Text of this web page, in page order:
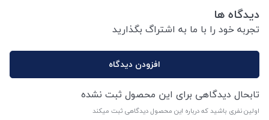
دیدگاه ها
تجربه خود را با ما به اشتراگ بگذارید
افزودن دیدگاه
تابحال دیدگاهی برای این محصول ثبت نشده
اولین نفری باشید که درباره این محصول دیدگاهی ثبت میکند